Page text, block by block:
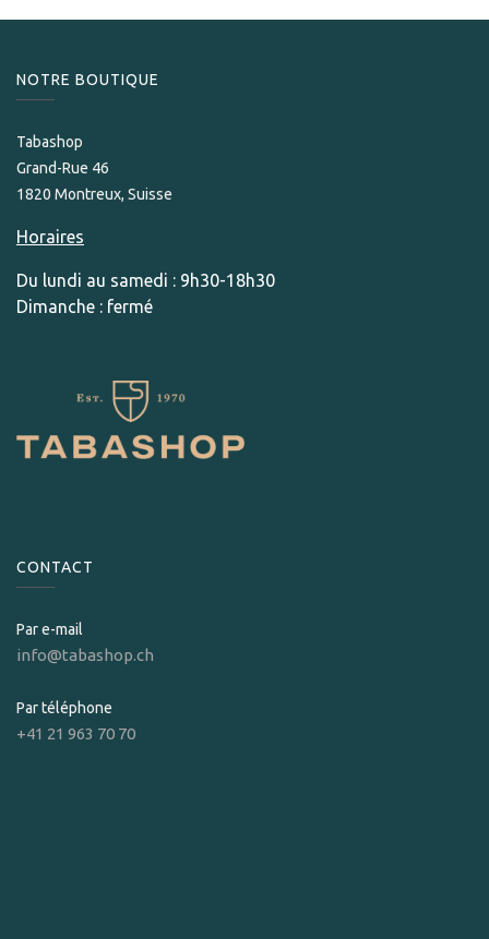
NOTRE BOUTIQUE
Tabashop
Grand-Rue 46
1820 Montreux, Suisse
Horaires
Du lundi au samedi : 9h30-18h30
Dimanche : fermé
CONTACT
Par e-mail
info@tabashop.ch
Par téléphone
+41 21 963 70 70